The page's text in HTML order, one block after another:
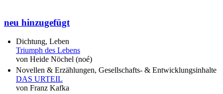
neu hinzugefügt
Dichtung, Leben
Triumph des Lebens
von Heide Nöchel (noé)
Novellen & Erzählungen, Gesellschafts- & Entwicklungsinhalte
DAS URTEIL
von Franz Kafka